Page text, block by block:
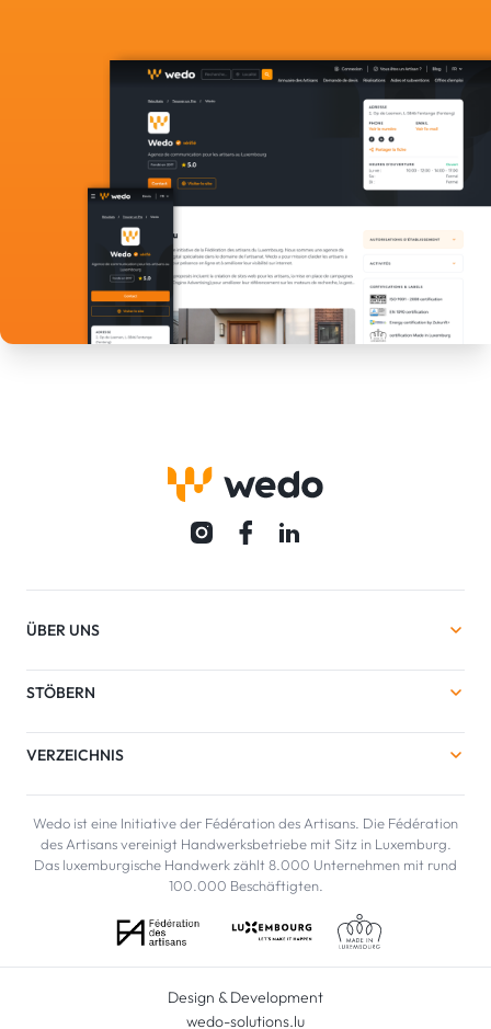
ÜBER UNS
STÖBERN
VERZEICHNIS
Wedo ist eine Initiative der Fédération des Artisans. Die Fédération
des Artisans vereinigt Handwerksbetriebe mit Sitz in Luxemburg.
Das luxemburgische Handwerk zählt 8.000 Unternehmen mit rund
100.000 Beschäftigten.
Design & Development
wedo-solutions.lu